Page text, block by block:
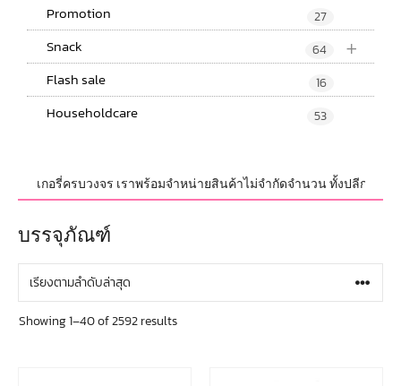
Promotion 27
+
Snack 64
Flash sale 16
Householdcare 53
รบวงจร เราพร้อมจำหน่ายสินค้าไม่จำกัดจำนวน ทั้งปลีกและส่ง มีสินค้
บรรจุภัณฑ์
Showing 1–40 of 2592 results